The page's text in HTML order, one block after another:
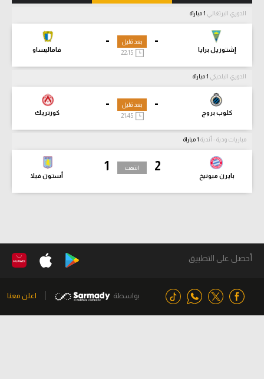
الدوري البرتغالي
-
إشتوريل برايا
-
فاماليساو
بعد قليل
22:15
الدوري البلجيكي
-
كلوب بروج
-
كورتريك
بعد قليل
21:45
مباريات ودية - أندية
2
بايرن ميونيخ
1
أستون فيلا
انتهت
أحصل على التطبيق
بواسطة اعلن معنا